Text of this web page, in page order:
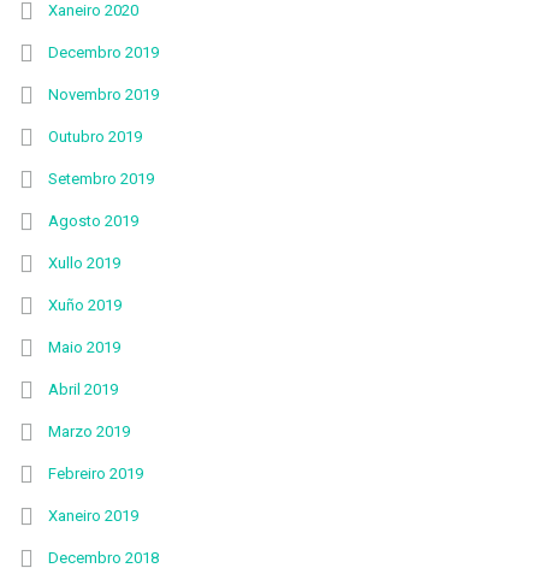
Xaneiro 2020
Decembro 2019
Novembro 2019
Outubro 2019
Setembro 2019
Agosto 2019
Xullo 2019
Xuño 2019
Maio 2019
Abril 2019
Marzo 2019
Febreiro 2019
Xaneiro 2019
Decembro 2018